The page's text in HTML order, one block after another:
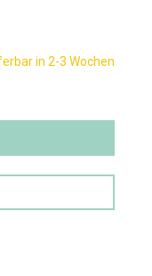
in 2-3 Wochen